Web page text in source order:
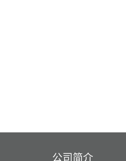
公司简介